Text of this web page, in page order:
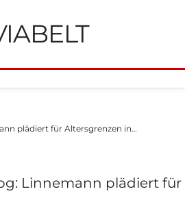
plädiert für Altersgrenzen in…
Linnemann plädiert